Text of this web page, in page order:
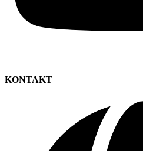
KONTAKT